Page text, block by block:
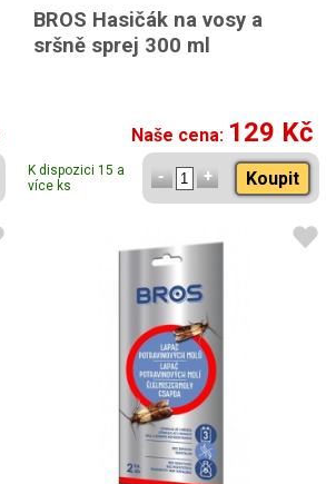
BROS Hasičák na vosy a
sršně sprej 300 ml
Naše cena: 129 Kč
K dispozici 15 a
více ks
Koupit